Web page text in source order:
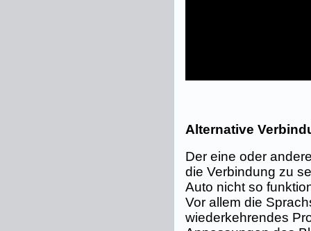
Alternative
Der eine oder
die Verbindung zu
Auto nicht so
Vor allem die
wiederkehrendes